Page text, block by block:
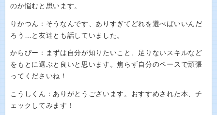
のか悩むと思います。
りかつん：そうなんです、ありすぎてどれを選べばいいんだ
ろう…と友達とも話していました。
からぴー：まずは自分が知りたいこと、足りないスキルなど
をもとに選ぶと良いと思います。焦らず自分のペースで頑張
ってくださいね！
こうしくん：ありがとうございます。おすすめされた本、チ
ェックしてみます！